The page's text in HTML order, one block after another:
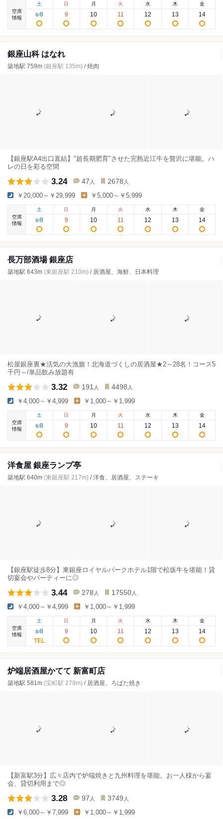
空席
情報
土
8/8
日
9
月
10
火
11
水
12
木
13
金
14
銀座山科 はなれ
築地駅 759m (銀座駅 135m) / 焼肉
【銀座駅A4出口直結】"超長期肥育"させた完熟近江牛を贅沢に堪能。ハ
レの日を彩る空間
3.24 47 人 2678 人
￥20,000～￥29,999 ￥5,000～￥5,999
空席
情報
土
8/8
日
9
月
10
火
11
水
12
木
13
金
14
長万部酒場 銀座店
築地駅 643m (東銀座駅 210m) / 居酒屋、海鮮、日本料理
松屋銀座裏★活気の大漁旗！北海道づくしの居酒屋★2～28名！コース5
千円～/単品飲み放題有
3.32 191 人 4498 人
￥4,000～￥4,999 ￥1,000～￥1,999
空席
情報
土
8/8
日
9
月
10
火
11
水
12
木
13
金
14
洋食屋 銀座ランプ亭
築地駅 640m (東銀座駅 217m) / 洋食、居酒屋、ステーキ
【銀座駅徒歩8分】東銀座ロイヤルパークホテル1階で松坂牛を堪能！貸
切宴会やパーティーに◎
3.44 278 人 17550 人
￥4,000～￥4,999 ￥1,000～￥1,999
空席
情報
土
8/8
日
9
月
10
火
11
水
12
木
13
金
14
炉端居酒屋かてて 新富町店
築地駅 581m (宝町駅 279m) / 居酒屋、ろばた焼き
【新富駅3分】広々店内で炉端焼きと九州料理を堪能。お一人様から宴
会、貸切利用まで◎
3.28 97 人 3749 人
￥6,000～￥7,999 ￥1,000～￥1,999